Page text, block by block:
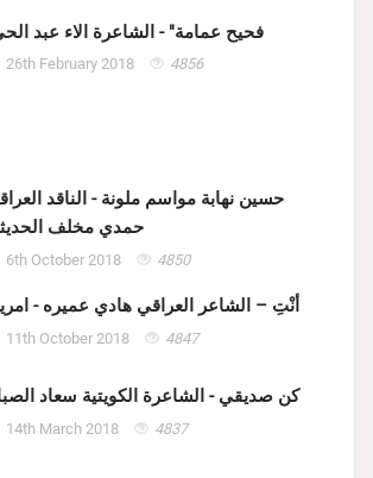
"فحيح عمامة" - الشاعرة الاء عبد
26th February 2018 4856
حسين نهابة مواسم ملونة - الناقد
حمدي مخلف
6th October 2018 4850
أنْتِ – الشاعر العراقي هادي عميره -
11th October 2018 4847
كن صديقي - الشاعرة الكويتية سعاد
14th March 2018 4837